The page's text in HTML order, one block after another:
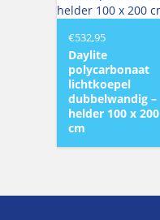
€532,95
Daylite
polycarbonaat
lichtkoepel
dubbelwandig –
helder 100 x 200
cm